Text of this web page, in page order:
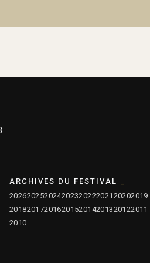
ARCHIVES DU FESTIVAL
202620252024202320222021 20202019
20182017201620152014201320122011
2010